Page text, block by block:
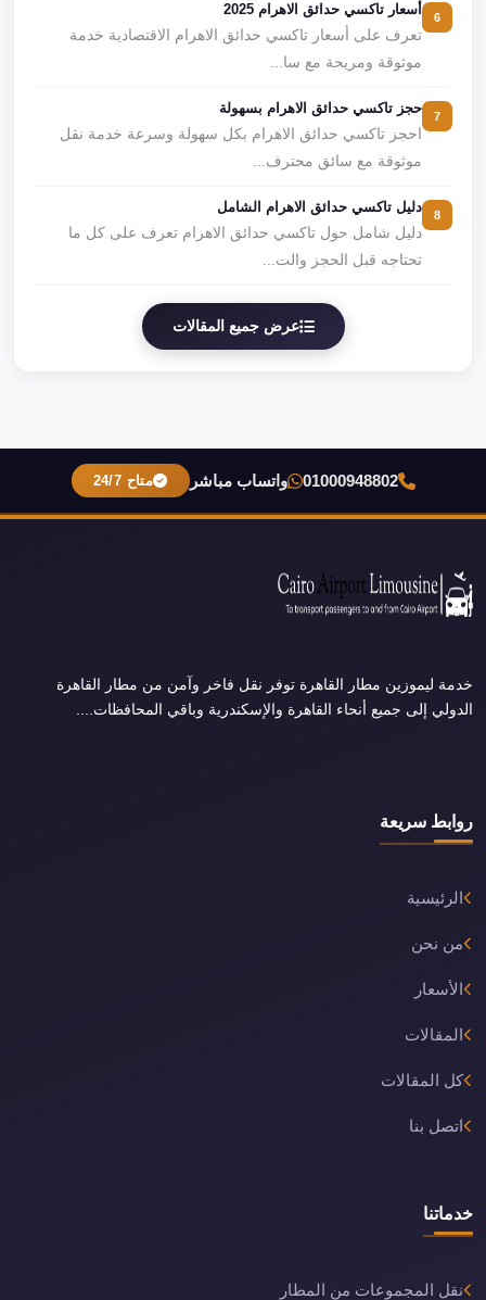
أسعار تاكسي حدائق الاهرام 2025
تعرف على أسعار تاكسي حدائق الاهرام الاقتصادية خدمة
موثوقة ومريحة مع سا...
حجز تاكسي حدائق الاهرام بسهولة
احجز تاكسي حدائق الاهرام بكل سهولة وسرعة خدمة نقل
موثوقة مع سائق محترف...
دليل تاكسي حدائق الاهرام الشامل
دليل شامل حول تاكسي حدائق الاهرام تعرف على كل ما
تحتاجه قبل الحجز والت...
عرض جميع المقالات
01000948802 واتساب مباشر متاح 24/7
خدمة ليموزين مطار القاهرة توفر نقل فاخر وآمن من مطار القاهرة
الدولي إلى جميع أنحاء القاهرة والإسكندرية وباقي المحافظات....
روابط سريعة
الرئيسية
من نحن
الأسعار
المقالات
كل المقالات
اتصل بنا
خدماتنا
نقل المجموعات من المطار